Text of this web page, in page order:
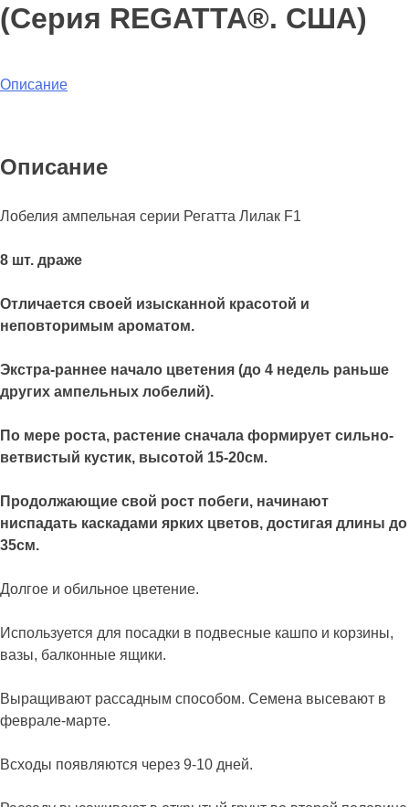
(Серия REGATTA®. США)
Описание
Описание
Лобелия ампельная серии Регатта Лилак F1
8 шт. драже
Отличается своей изысканной красотой и
неповторимым ароматом.
Экстра-раннее начало цветения (до 4 недель раньше
других ампельных лобелий).
По мере роста, растение сначала формирует сильно-
ветвистый кустик, высотой 15-20см.
Продолжающие свой рост побеги, начинают
ниспадать каскадами ярких цветов, достигая длины до
35см.
Долгое и обильное цветение.
Используется для посадки в подвесные кашпо и корзины,
вазы, балконные ящики.
Выращивают рассадным способом. Семена высевают в
феврале-марте.
Всходы появляются через 9-10 дней.